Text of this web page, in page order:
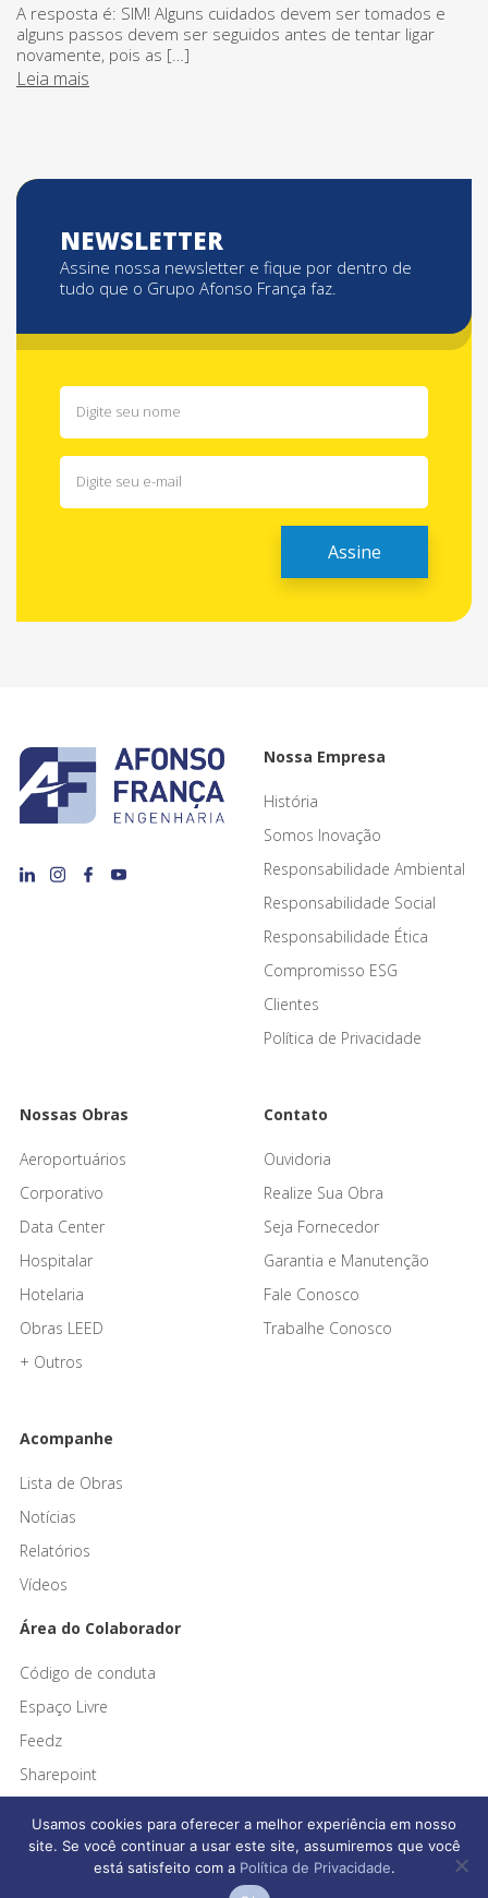
A resposta é: SIM! Alguns cuidados devem ser tomados e
alguns passos devem ser seguidos antes de tentar ligar
novamente, pois as […]
Leia mais
NEWSLETTER
Assine nossa newsletter e fique por dentro de
tudo que o Grupo Afonso França faz.
Nossa Empresa
História
Somos Inovação
Responsabilidade Ambiental
Responsabilidade Social
Responsabilidade Ética
Compromisso ESG
Clientes
Política de Privacidade
Nossas Obras
Aeroportuários
Corporativo
Data Center
Hospitalar
Hotelaria
Obras LEED
+ Outros
Contato
Ouvidoria
Realize Sua Obra
Seja Fornecedor
Garantia e Manutenção
Fale Conosco
Trabalhe Conosco
Acompanhe
Lista de Obras
Notícias
Relatórios
Vídeos
Área do Colaborador
Código de conduta
Espaço Livre
Feedz
Sharepoint
Usamos cookies para oferecer a melhor experiência em nosso
site. Se você continuar a usar este site, assumiremos que você
está satisfeito com a Política de Privacidade.